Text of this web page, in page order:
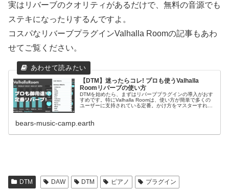
実はリバーブのクオリティがあるだけで、無料の音源でも
ステキになったりするんですよ。
コスパなリバーブプラグインValhalla Roomの記事もあわ
せてご覧ください。
【DTM】迷ったらコレ! プロも使うValhalla
Roomリバーブの使い方
DTMを始めたら、まずはリバーブプラグインの導入がおす
すめです。特にValhalla Roomは、使い方が簡単で多くの
ユーザーに支持されている定番。かけ方をマスターすれ
Valhalla Roomの魅力を紹介します。
bears-music-camp.earth
DTM DAW DTM ピアノ プラグイン